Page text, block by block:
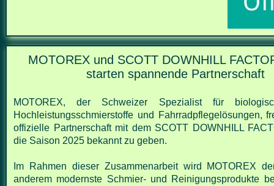
MOTOREX und SCOTT DOWNHILL
starten spannende Partnerschaft
MOTOREX, der Schweizer Spezialist für
Hochleistungsschmierstoffe und
Fahrradpflegelösungen,
offizielle Partnerschaft mit dem SCOTT DOWNHILL
die Saison 2025 bekannt zu geben.
Im Rahmen dieser Zusammenarbeit wird MOTOREX
anderem modernste Schmier- und Reinigungsprodukte